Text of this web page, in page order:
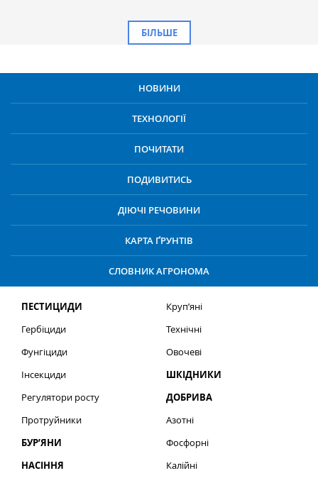
БІЛЬШЕ
НОВИНИ
ТЕХНОЛОГІЇ
ПОЧИТАТИ
ПОДИВИТИСЬ
ДІЮЧІ РЕЧОВИНИ
КАРТА ҐРУНТІВ
СЛОВНИК АГРОНОМА
ПЕСТИЦИДИ
Гербіциди
Фунгіциди
Інсекциди
Регулятори росту
Протруйники
БУР’ЯНИ
НАСІННЯ
Круп’яні
Технічні
Овочеві
ШКІДНИКИ
ДОБРИВА
Азотні
Фосфорні
Калійні